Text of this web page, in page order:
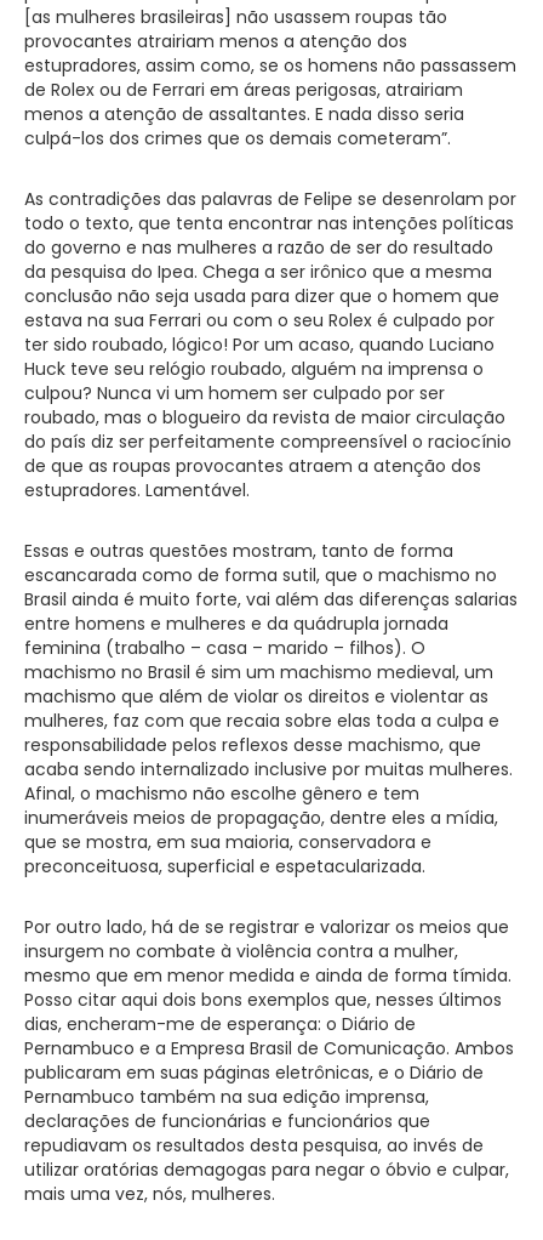
[as mulheres brasileiras] não usassem roupas tão
provocantes atrairiam menos a atenção dos
estupradores, assim como, se os homens não passassem
de Rolex ou de Ferrari em áreas perigosas, atrairiam
menos a atenção de assaltantes. E nada disso seria
culpá-los dos crimes que os demais cometeram”.
As contradições das palavras de Felipe se desenrolam por
todo o texto, que tenta encontrar nas intenções políticas
do governo e nas mulheres a razão de ser do resultado
da pesquisa do Ipea. Chega a ser irônico que a mesma
conclusão não seja usada para dizer que o homem que
estava na sua Ferrari ou com o seu Rolex é culpado por
ter sido roubado, lógico! Por um acaso, quando Luciano
Huck teve seu relógio roubado, alguém na imprensa o
culpou? Nunca vi um homem ser culpado por ser
roubado, mas o blogueiro da revista de maior circulação
do país diz ser perfeitamente compreensível o raciocínio
de que as roupas provocantes atraem a atenção dos
estupradores. Lamentável.
Essas e outras questões mostram, tanto de forma
escancarada como de forma sutil, que o machismo no
Brasil ainda é muito forte, vai além das diferenças salarias
entre homens e mulheres e da quádrupla jornada
feminina (trabalho – casa – marido – filhos). O
machismo no Brasil é sim um machismo medieval, um
machismo que além de violar os direitos e violentar as
mulheres, faz com que recaia sobre elas toda a culpa e
responsabilidade pelos reflexos desse machismo, que
acaba sendo internalizado inclusive por muitas mulheres.
Afinal, o machismo não escolhe gênero e tem
inumeráveis meios de propagação, dentre eles a mídia,
que se mostra, em sua maioria, conservadora e
preconceituosa, superficial e espetacularizada.
Por outro lado, há de se registrar e valorizar os meios que
insurgem no combate à violência contra a mulher,
mesmo que em menor medida e ainda de forma tímida.
Posso citar aqui dois bons exemplos que, nesses últimos
dias, encheram-me de esperança: o Diário de
Pernambuco e a Empresa Brasil de Comunicação. Ambos
publicaram em suas páginas eletrônicas, e o Diário de
Pernambuco também na sua edição imprensa,
declarações de funcionárias e funcionários que
repudiavam os resultados desta pesquisa, ao invés de
utilizar oratórias demagogas para negar o óbvio e culpar,
mais uma vez, nós, mulheres.